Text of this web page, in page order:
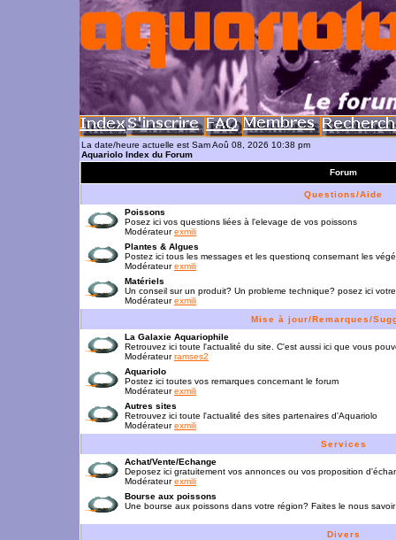
La date/heure actuelle est Sam Aoû 08, 2026 10:38 pm
Aquariolo Index du Forum
Forum
Questions/Aide
Poissons
Posez ici vos questions liées à l'elevage de vos poissons
Modérateurexmili
Plantes & Algues
Postez ici tous les messages et les questionq consernant les
Modérateurexmili
Matériels
Un conseil sur un produit? Un probleme technique? posez ici
Modérateurexmili
Mise à jour/Remarques/
La Galaxie Aquariophile
Retrouvez ici toute l'actualité du site. C'est aussi ici que vous
Modérateurramses2
Aquariolo
Postez ici toutes vos remarques concernant le forum
Modérateurexmili
Autres sites
Retrouvez ici toute l'actualité des sites partenaires d'Aquariolo
Modérateurexmili
Services
Achat/Vente/Echange
Deposez ici gratuitement vos annonces ou vos proposition
Modérateurexmili
Bourse aux poissons
Une bourse aux poissons dans votre région? Faites le nous savoir
Divers